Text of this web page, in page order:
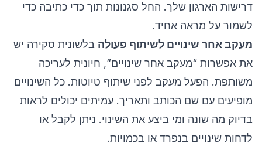
דרישות הארגון שלך. החל סגנונות תוך כדי כתיבה כדי
לשמור על מראה אחיד.
מעקב אחר שינויים לשיתוף פעולה בלשונית סקירה יש
את אפשרות “מעקב אחר שינויים”, חיונית לעריכה
משותפת. הפעל מעקב לפני שיתוף טיוטות. כל השינויים
מופיעים עם שם הכותב ותאריך. עמיתים יכולים לראות
בדיוק מה שונה ומי ביצע את השינוי. ניתן לקבל או
לדחות שינויים בנפרד או בכמויות.